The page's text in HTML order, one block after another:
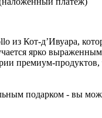
из Кот-д’Ивуара,
ярко
премиум-
подарком - вы